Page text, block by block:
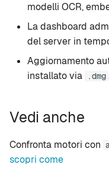
modelli OCR,
La dashboard
del server in
Aggiornamento
installato via
.dmg
Vedi anche
Confronta motori con
scopri come